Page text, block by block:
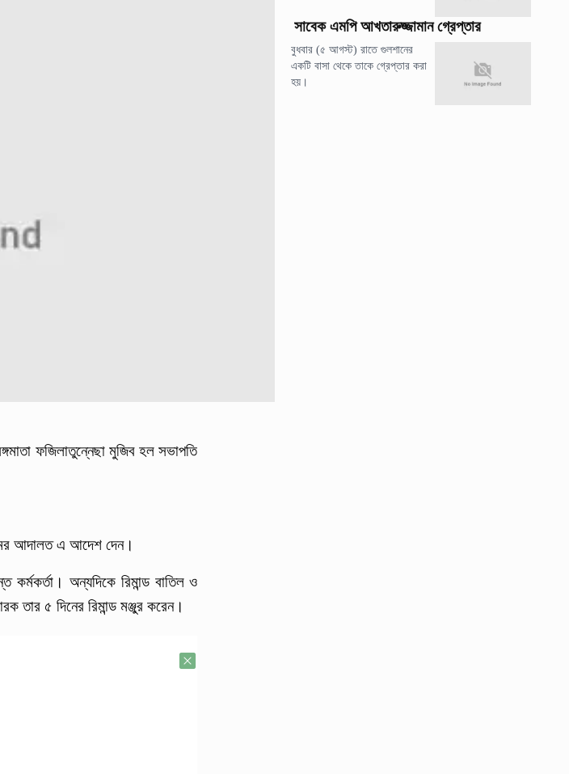
ফজিলাতুন্নেছা মুজিব হল সভাপতি
আদালত এ আদেশ দেন।
কর্মকর্তা। অন্যদিকে রিমান্ড বাতিল ও
তার ৫ দিনের রিমান্ড মঞ্জুর করেন।
সাবেক এমপি আখতারুজ্জামান গ্রেপ্তার
বুধবার (৫ আগস্ট) রাতে গুলশানের
একটি বাসা থেকে তাকে গ্রেপ্তার করা
হয়।